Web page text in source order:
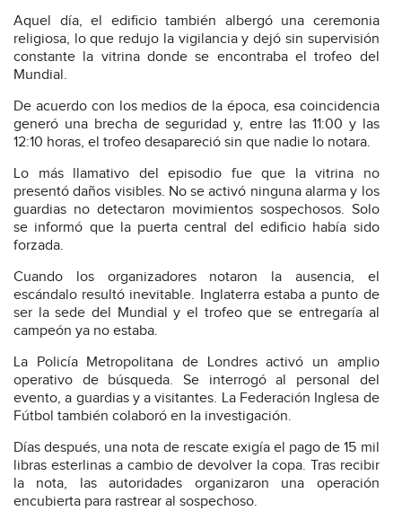
Aquel día, el edificio también albergó una ceremonia
religiosa, lo que redujo la vigilancia y dejó sin supervisión
constante la vitrina donde se encontraba el trofeo del
Mundial.
De acuerdo con los medios de la época, esa coincidencia
generó una brecha de seguridad y, entre las 11:00 y las
12:10 horas, el trofeo desapareció sin que nadie lo notara.
Lo más llamativo del episodio fue que la vitrina no
presentó daños visibles. No se activó ninguna alarma y los
guardias no detectaron movimientos sospechosos. Solo
se informó que la puerta central del edificio había sido
forzada.
Cuando los organizadores notaron la ausencia, el
escándalo resultó inevitable. Inglaterra estaba a punto de
ser la sede del Mundial y el trofeo que se entregaría al
campeón ya no estaba.
La Policía Metropolitana de Londres activó un amplio
operativo de búsqueda. Se interrogó al personal del
evento, a guardias y a visitantes. La Federación Inglesa de
Fútbol también colaboró en la investigación.
Días después, una nota de rescate exigía el pago de 15 mil
libras esterlinas a cambio de devolver la copa. Tras recibir
la nota, las autoridades organizaron una operación
encubierta para rastrear al sospechoso.